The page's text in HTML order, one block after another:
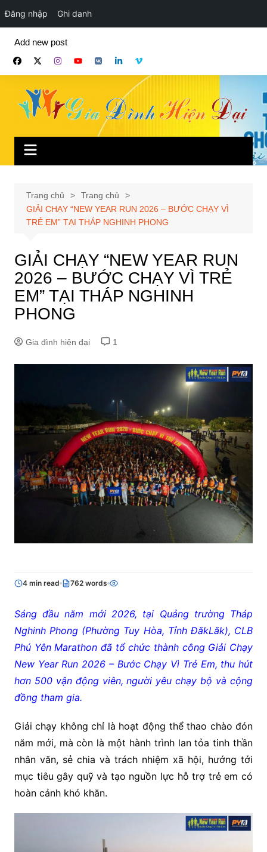
Đăng nhập Ghi danh
phần
Add new post
Trang chủ
Trang chủ
GIẢI CHẠY “NEW YEAR RUN 2026 – BƯỚC CHẠY VÌ
TRẺ EM” TẠI THÁP NGHINH PHONG
GIẢI CHẠY “NEW YEAR RUN
2026 – BƯỚC CHẠY VÌ TRẺ
EM” TẠI THÁP NGHINH
PHONG
Gia đình hiện đại 1
4 min read 762 words
Sáng đầu năm mới 2026, tại Quảng trường Tháp
Nghinh Phong (Phường Tuy Hòa, Tỉnh ĐăkLăk), CLB
Phú Yên Marathon đã tổ chức thành công Giải Chạy
New Year Run 2026 – Bước Chạy Vì Trẻ Em, thu hút
hơn 500 vận động viên, người yêu chạy bộ và cộng
đồng tham gia.
Giải chạy không chỉ là hoạt động thể thao chào đón
năm mới, mà còn là một hành trình lan tỏa tinh thần
nhân văn, sẻ chia và trách nhiệm xã hội, hướng tới
mục tiêu gây quỹ và tạo nguồn lực hỗ trợ trẻ em có
hoàn cảnh khó khăn.